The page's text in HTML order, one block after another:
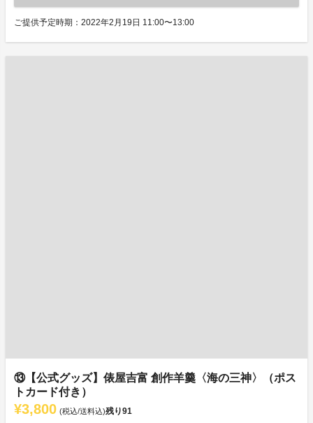
ご提供予定時期：2022年2月19日 11:00〜13:00
⑬【公式グッズ】俵屋吉富 創作羊羹〈海の三神〉（ポス
トカード付き）
¥3,800 (税込/送料込)残り91